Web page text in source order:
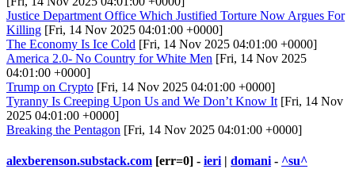
Justice Department Office Which Justified Torture Now Argues For
Killing [Fri, 14 Nov 2025 04:01:00 +0000]
The Economy Is Ice Cold [Fri, 14 Nov 2025 04:01:00 +0000]
America 2.0- No Country for White Men [Fri, 14 Nov 2025
04:01:00 +0000]
Trump on Crypto [Fri, 14 Nov 2025 04:01:00 +0000]
Tyranny Is Creeping Upon Us and We Don’t Know It [Fri, 14 Nov
2025 04:01:00 +0000]
Breaking the Pentagon [Fri, 14 Nov 2025 04:01:00 +0000]
alexberenson.substack.com [err=0] - ieri | domani - ^su^